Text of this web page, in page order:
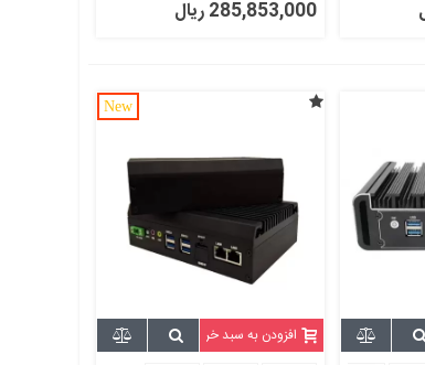
285,853,000 ریال
New
افزودن به سبد خرید